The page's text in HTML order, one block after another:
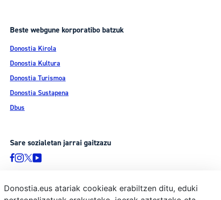
Beste webgune korporatibo batzuk
Donostia Kirola
Donostia Kultura
Donostia Turismoa
Donostia Sustapena
Dbus
Sare sozialetan jarrai gaitzazu
Donostia.eus atariak cookieak erabiltzen ditu, eduki